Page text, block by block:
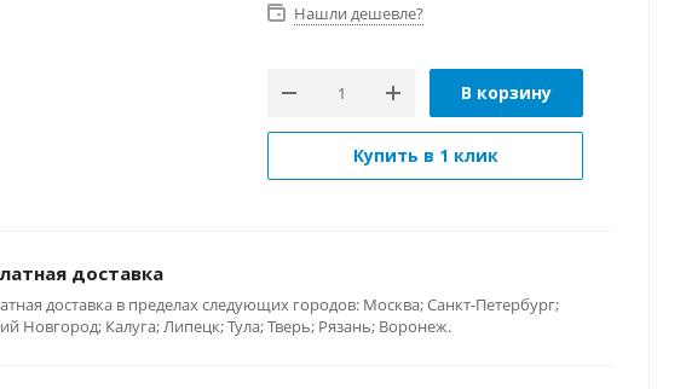
Нашли дешевле?
В корзину
Купить в 1 клик
доставка
доставка в пределах следующих городов: Москва; Санкт-Петербург;
Новгород; Калуга; Липецк; Тула; Тверь; Рязань; Воронеж.